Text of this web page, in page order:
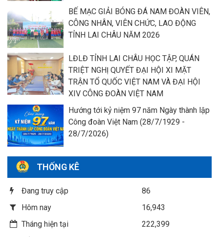
BẾ MẠC GIẢI BÓNG ĐÁ NAM ĐOÀN VIÊN,
CÔNG NHÂN, VIÊN CHỨC, LAO ĐỘNG
TỈNH LAI CHÂU NĂM 2026
LĐLĐ TỈNH LAI CHÂU HỌC TẬP, QUÁN
TRIỆT NGHỊ QUYẾT ĐẠI HỘI XI MẶT
TRẬN TỔ QUỐC VIỆT NAM VÀ ĐẠI HỘI
XIV CÔNG ĐOÀN VIỆT NAM
Hướng tới kỷ niệm 97 năm Ngày thành lập
Công đoàn Việt Nam (28/7/1929 -
28/7/2026)
THỐNG KÊ
Đang truy cập
86
Hôm nay
16,943
Tháng hiện tại
222,399